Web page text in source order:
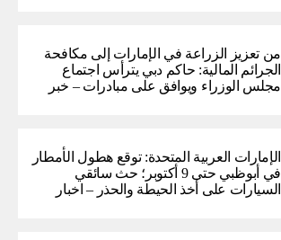
من تعزيز الزراعة في الإمارات إلى مكافحة
الجرائم المالية: حاكم دبي يترأس اجتماع
مجلس الوزراء ويوافق على مبادرات – خبر
الإمارات العربية المتحدة: توقع هطول الأمطار
في أبوظبي حتى 9 أكتوبر؛ حث سائقي
السيارات على أخذ الحيطة والحذر – اخبار